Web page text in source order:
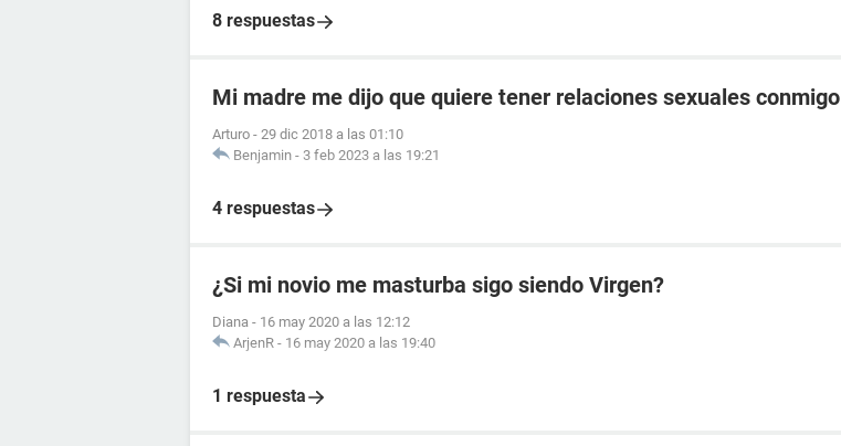
8 respuestas
Mi madre me dijo que quiere tener relaciones sexuales conmigo
Arturo - 29 dic 2018 a las 01:10
Benjamin - 3 feb 2023 a las 19:21
4 respuestas
¿Si mi novio me masturba sigo siendo Virgen?
Diana - 16 may 2020 a las 12:12
ArjenR - 16 may 2020 a las 19:40
1 respuesta